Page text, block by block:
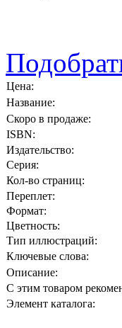
Цена:
Название:
Скоро в продаже:
ISBN:
Издательство:
Серия:
Кол-во страниц:
Переплет:
Формат:
Цветность:
Тип иллюстраций:
Ключевые слова:
Описание:
С этим товаром
Элемент каталога: